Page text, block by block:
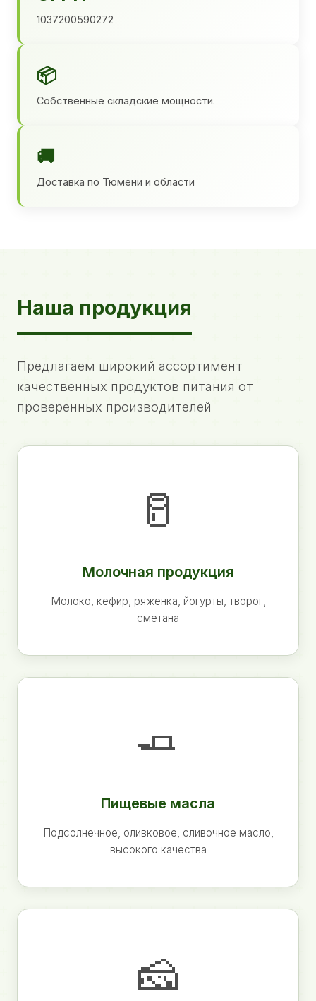
1037200590272
📦
Собственные складские мощности.
🚚
Доставка по Тюмени и области
Наша продукция
Предлагаем широкий ассортимент
качественных продуктов питания от
проверенных производителей
🥛
Молочная продукция
Молоко, кефир, ряженка, йогурты, творог,
сметана
🧈
Пищевые масла
Подсолнечное, оливковое, сливочное масло,
высокого качества
🧀